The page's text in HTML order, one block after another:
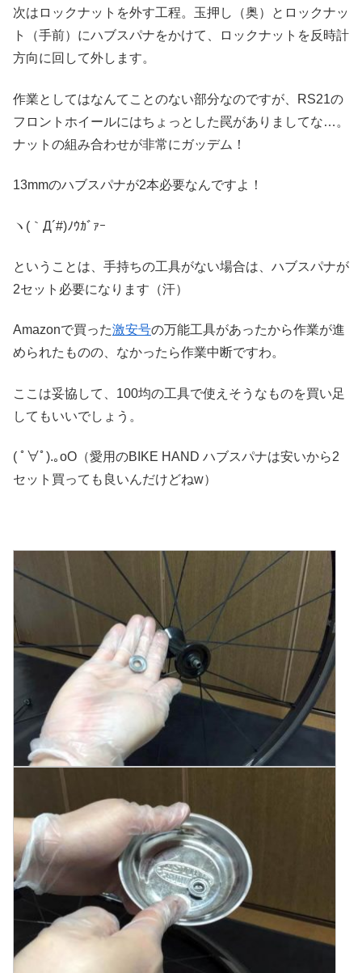
次はロックナットを外す工程。玉押し（奥）とロックナッ
ト（手前）にハブスパナをかけて、ロックナットを反時計
方向に回して外します。
作業としてはなんてことのない部分なのですが、RS21の
フロントホイールにはちょっとした罠がありましてな…。
ナットの組み合わせが非常にガッデム！
13mmのハブスパナが2本必要なんですよ！
ヽ(｀Д´#)ﾉｳｶﾞｧｰ
ということは、手持ちの工具がない場合は、ハブスパナが
2セット必要になります（汗）
Amazonで買った激安号の万能工具があったから作業が進
められたものの、なかったら作業中断ですわ。
ここは妥協して、100均の工具で使えそうなものを買い足
してもいいでしょう。
( ﾟ∀ﾟ).｡oO（愛用のBIKE HAND ハブスパナは安いから2
セット買っても良いんだけどねw）